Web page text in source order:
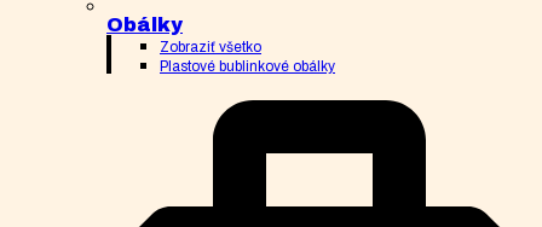
Obálky
Zobraziť všetko
Plastové bublinkové obálky